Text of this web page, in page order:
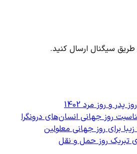
طریق سیگنال ارسال کنید.
و روز مرد 1402
روز جهانی انسان‌های درونگرا
برای روز جهانی معلولین
تبریک روز حمل و نقل